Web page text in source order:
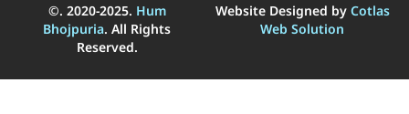
©. 2020-2025. Hum
Bhojpuria. All Rights
Reserved.
Website Designed by Cotlas
Web Solution